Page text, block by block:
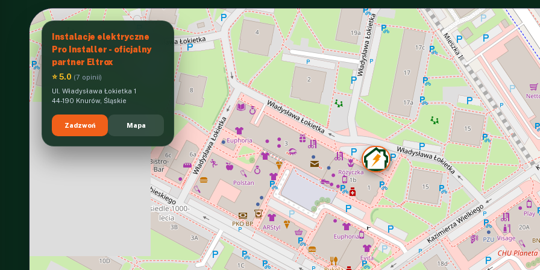
Instalacje elektryczne
Pro Installer - oficjalny
partner Eltrox
⭐ 5.0 (7 opinii)
Ul. Władysława Łokietka 1
44-190 Knurów, Śląskie
Zadzwoń Mapa